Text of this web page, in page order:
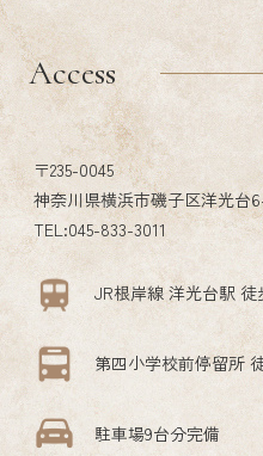
Access
〒235-0045
神奈川県横浜市磯子区洋光台
TEL:045-833-3011
JR根岸線 洋光台駅 徒
第四小学校前停留所
駐車場9台分完備